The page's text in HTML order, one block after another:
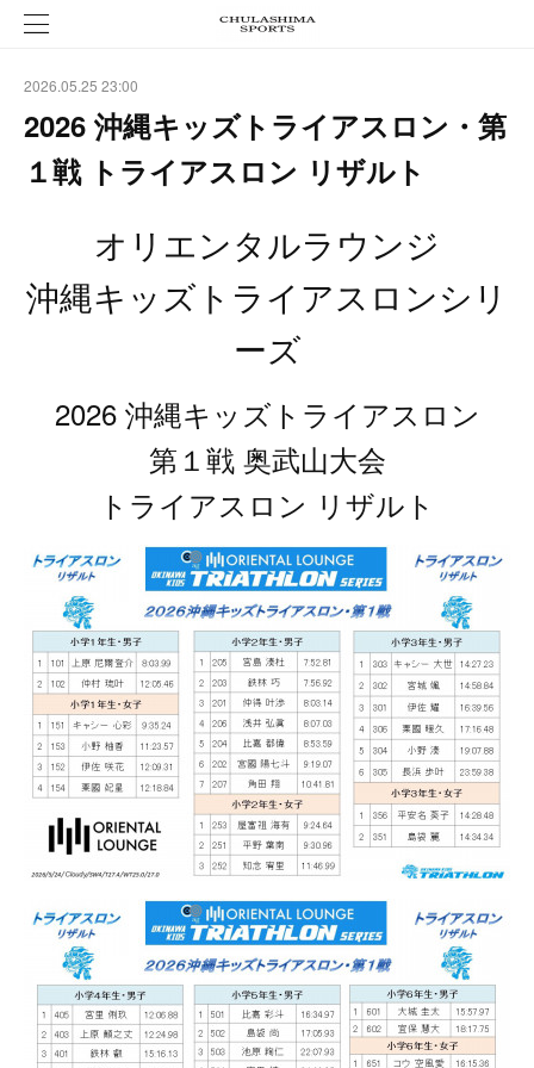
2026.05.25 23:00
2026 沖縄キッズトライアスロン・第
１戦 トライアスロン リザルト
オリエンタルラウンジ
沖縄キッズトライアスロンシリ
ーズ
2026 沖縄キッズトライアスロン
第１戦 奥武山大会
トライアスロン リザルト